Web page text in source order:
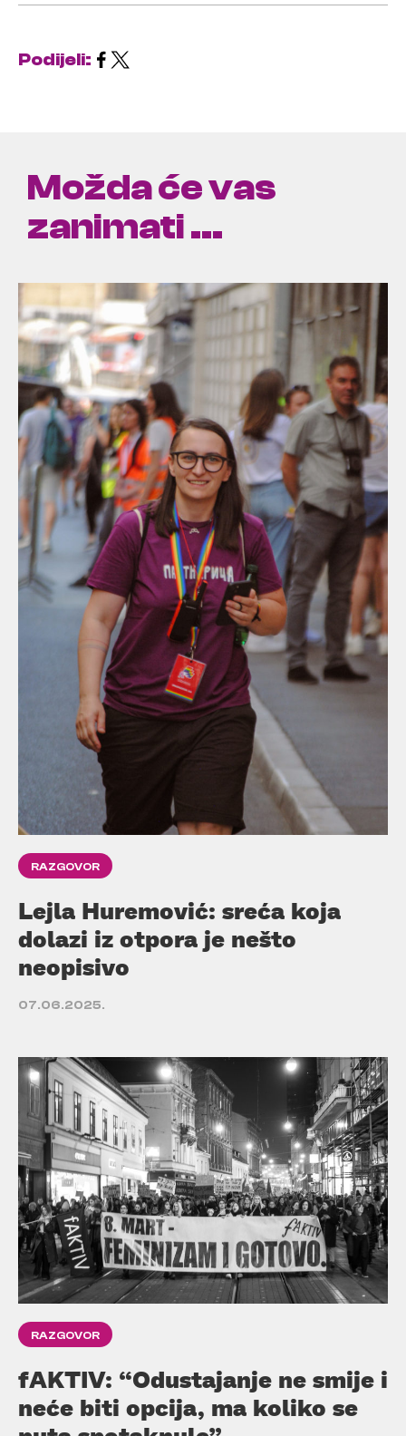
Podijeli:
Možda će vas
zanimati ...
RAZGOVOR
Lejla Huremović: sreća koja
dolazi iz otpora je nešto
neopisivo
07.06.2025.
RAZGOVOR
fAKTIV: “Odustajanje ne smije i
neće biti opcija, ma koliko se